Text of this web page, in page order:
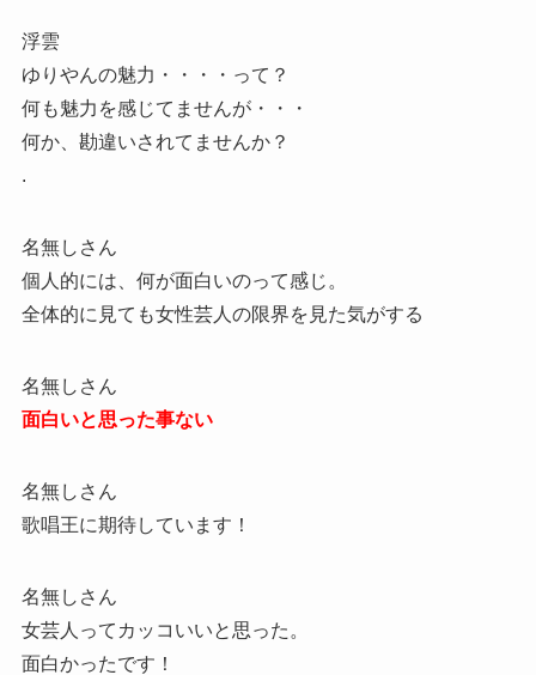
浮雲
ゆりやんの魅力・・・・って？
何も魅力を感じてませんが・・・
何か、勘違いされてませんか？
.
名無しさん
個人的には、何が面白いのって感じ。
全体的に見ても女性芸人の限界を見た気がする
名無しさん
面白いと思った事ない
名無しさん
歌唱王に期待しています！
名無しさん
女芸人ってカッコいいと思った。
面白かったです！